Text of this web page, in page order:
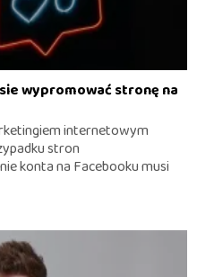
wypromować stronę na
internetowym
stron
konta na Facebooku musi